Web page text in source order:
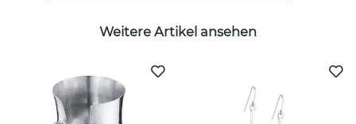
Weitere Artikel ansehen